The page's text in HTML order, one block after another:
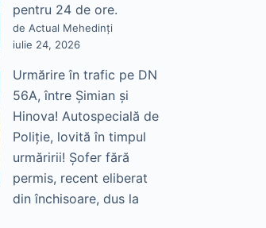
pentru 24 de ore.
de Actual Mehedinți
iulie 24, 2026
Urmărire în trafic pe DN
56A, între Șimian și
Hinova! Autospecială de
Poliție, lovită în timpul
urmăririi! Șofer fără
permis, recent eliberat
din închisoare, dus la